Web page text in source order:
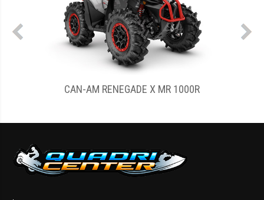
CAN-AM RENEGADE X MR 1000R